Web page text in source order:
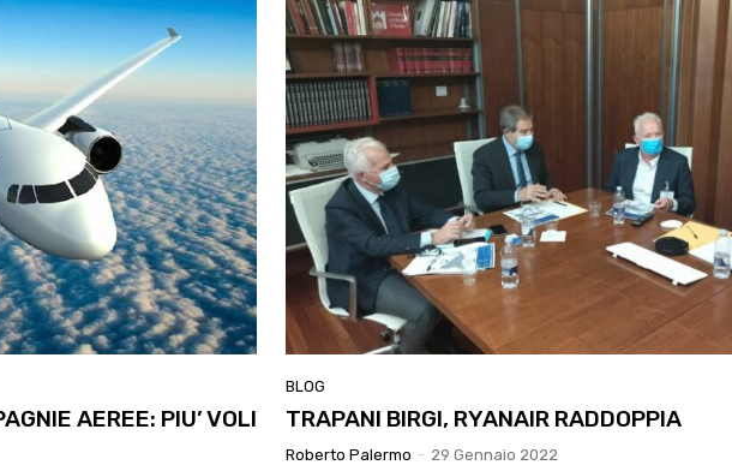
AEREE: PIU’ VOLI
BLOG
TRAPANI BIRGI, RYANAIR RADDOPPIA
Roberto Palermo - 29 Gennaio 2022